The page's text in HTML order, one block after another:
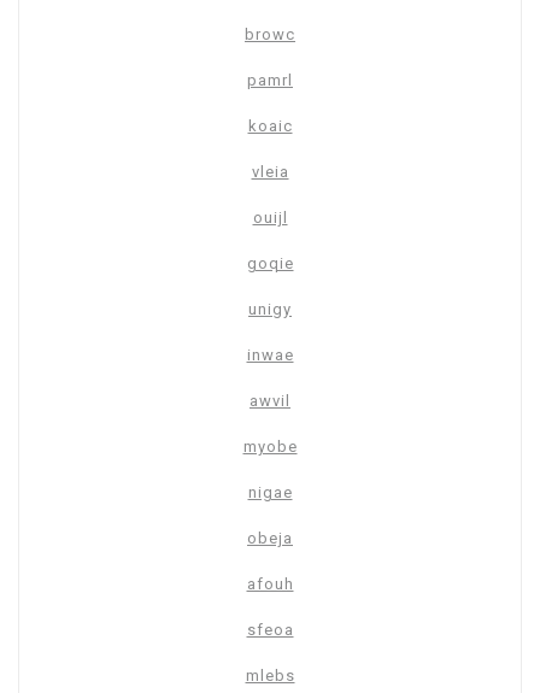
browc
pamrl
koaic
vleia
ouijl
goqie
unigy
inwae
awvil
myobe
nigae
obeja
afouh
sfeoa
mlebs